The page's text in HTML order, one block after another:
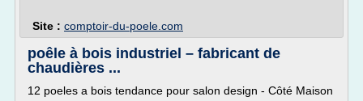
Site : comptoir-du-poele.com
poêle à bois industriel – fabricant de
chaudières ...
12 poeles a bois tendance pour salon design - Côté Maison